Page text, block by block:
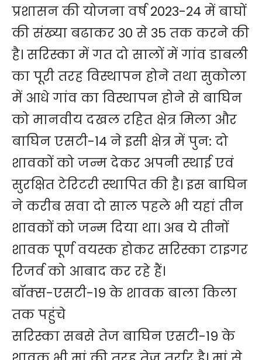
प्रशासन की योजना वर्ष 2023-24 में बाघों
की संख्या बढाकर 30 से 35 तक करने की
है। सरिस्का में गत दो सालों में गांव डाबली
का पूरी तरह विस्थापन होने तथा सुकोला
में आधे गांव का विस्थापन होने से बाघिन
को मानवीय दखल रहित क्षेत्र मिला और
बाघिन एसटी-14 ने इसी क्षेत्र में पुन: दो
शावकों को जन्म देकर अपनी स्थाई एवं
सुरक्षित टेरिटरी स्थापित की है। इस बाघिन
ने करीब सवा दो साल पहले भी यहां तीन
शावकों को जन्म दिया था। अब ये तीनों
शावक पूर्ण वयस्क होकर सरिस्का टाइगर
रिजर्व को आबाद कर रहे हैं।
बॉक्स-एसटी-19 के शावक बाला किला
तक पहुंचे
सरिस्का सबसे तेज बाघिन एसटी-19 के